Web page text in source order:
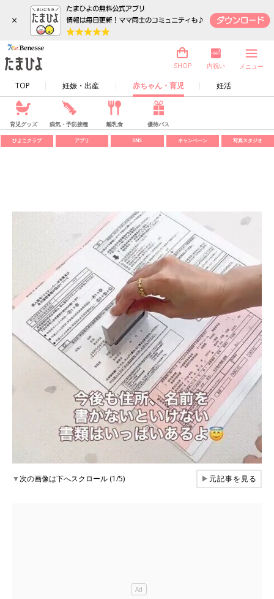
×
TOP 妊娠・出産 赤ちゃん・育児 妊活
SHOP 内祝い メニュー
育児グッズ 病気・予防接種 離乳食 優待パス
ひよこクラブ アプリ SNS キャンペーン 写真スタジオ
▼次の画像は下へスクロール (1/5) ▶元記事を見る